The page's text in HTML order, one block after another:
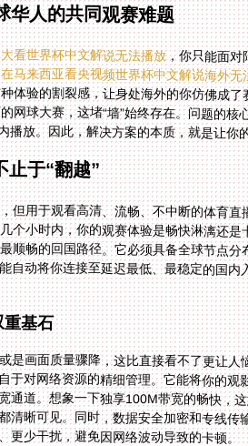
华人的共同观赛难题
看世界杯中文解说无法播放，你只能面对
在马来西亚看央视频世界杯中文解说海外无
播放。因此，解决方案的本质，就是让你
止于“翻越”
但用于观看高清、流畅、不中断的体育
个小时内，你的观赛体验是畅快淋漓还
顺畅的回国路径。它必须具备全球节点
自动将你连接至延迟最低、最稳定的国
重基石
是画面质量骤降，这比直接看不了更让
于对网络资源的精细管理。它能将你的
通道。想象一下独享100M带宽的畅快，
清晰可见。同时，数据安全加密和专线
更少干扰，避免因网络波动导致的卡顿。